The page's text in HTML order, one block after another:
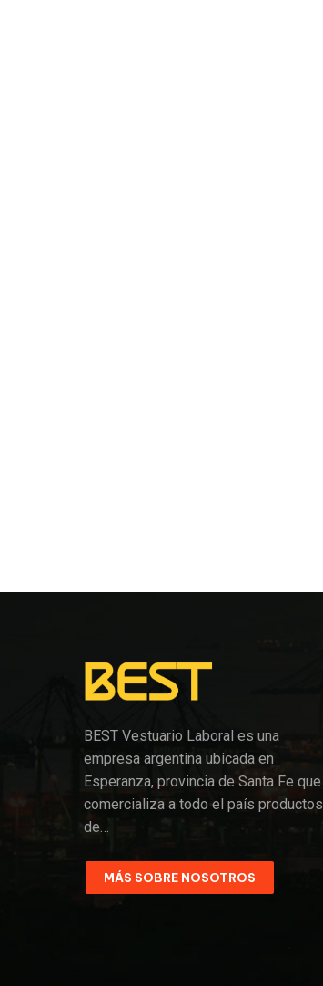
BEST Vestuario Laboral es una
empresa argentina ubicada en
Esperanza, provincia de Santa Fe que
comercializa a todo el país productos
de…
MÁS SOBRE NOSOTROS